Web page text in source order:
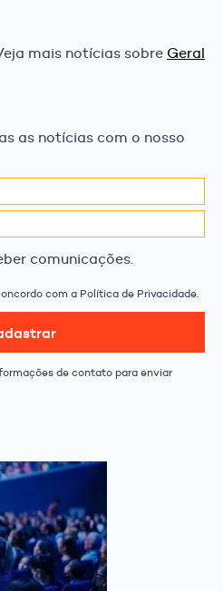
mais notícias sobre Geral
as notícias com o nosso
comunicações.
com a Política de Privacidade.
de contato para enviar